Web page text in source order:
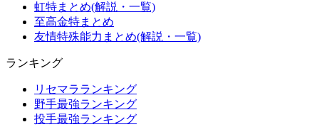
虹特まとめ(解説・一覧)
至高金特まとめ
友情特殊能力まとめ(解説・一覧)
ランキング
リセマラランキング
野手最強ランキング
投手最強ランキング